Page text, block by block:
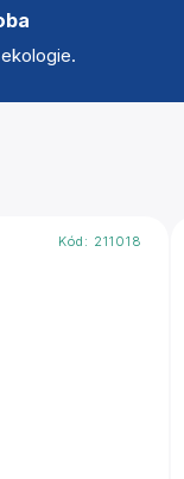
ekologie.
Kód: 211018